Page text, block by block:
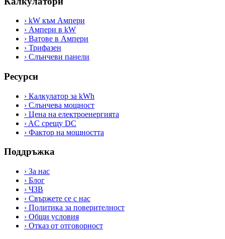
› kW към Ампери
› Ампери в kW
› Ватове в Ампери
› Трифазен
› Слънчеви панели
Ресурси
› Калкулатор за kWh
› Слънчева мощност
› Цена на електроенергията
› AC срещу DC
› Фактор на мощността
Поддръжка
› За нас
› Блог
› ЧЗВ
› Свържете се с нас
› Политика за поверителност
› Общи условия
› Отказ от отговорност